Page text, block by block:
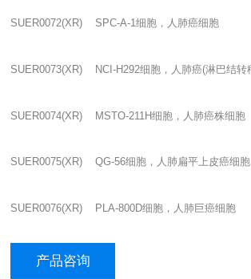
SUER0072(XR) SPC-A-1细胞，人肺癌细胞
SUER0073(XR) NCI-H292细胞，人肺癌(淋巴结转
SUER0074(XR) MSTO-211H细胞，人肺癌株细胞
SUER0075(XR) QG-56细胞，人肺扁平上皮癌细胞
SUER0076(XR) PLA-800D细胞，人肺巨癌细胞
产品咨询